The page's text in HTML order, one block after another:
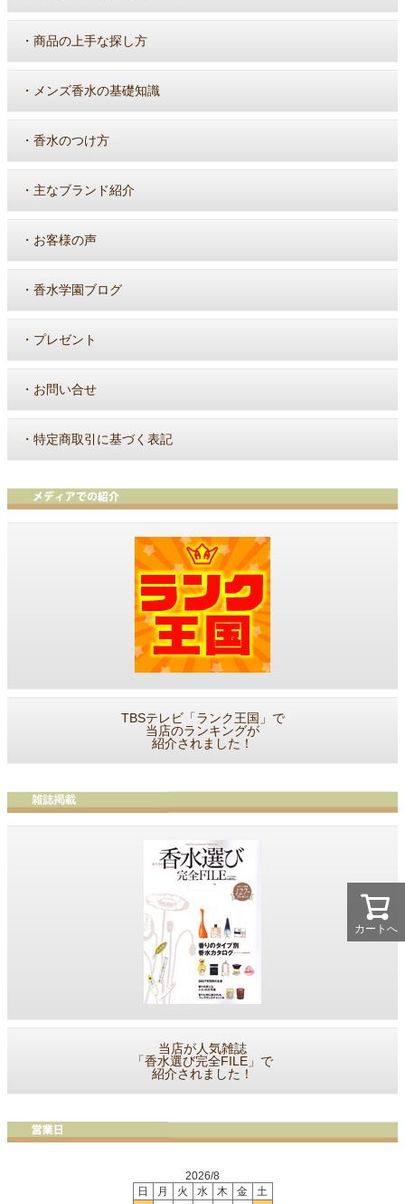
カートへ
・ 商品の上手な探し方
・ メンズ香水の基礎知識
・ 香水のつけ方
・ 主なブランド紹介
・ お客様の声
・ 香水学園ブログ
・ プレゼント
・ お問い合せ
・ 特定商取引に基づく表記
TBSテレビ「ランク王国」で
当店のランキングが
紹介されました！
当店が人気雑誌
「香水選び完全FILE」で
紹介されました！
2026/8
日
月 火 水 木 金
土